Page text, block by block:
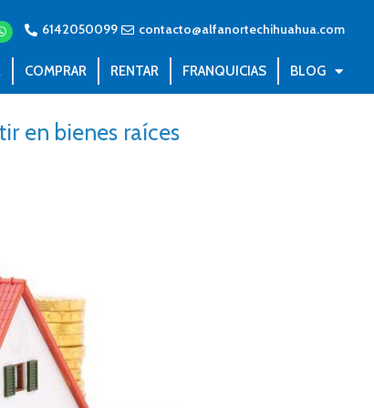
6142050099 contacto@alfanortechihuahua.com
COMPRAR RENTAR FRANQUICIAS BLOG
en bienes raíces